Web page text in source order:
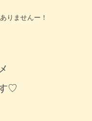
りませんー！
♡